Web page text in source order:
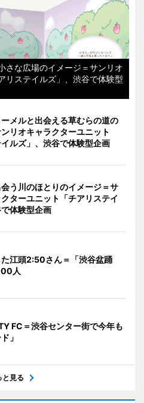
さな広場のイメージ＝サンリオ
リステイルズ」、渋谷で体験型
メルと出会える草むらの道の
リオキャラクターユニット
イルズ」、渋谷で体験型企画
う川のほとりのイメージ＝サ
ターユニット「チアリステイ
体験型企画
江頭2:50さん＝「渋谷盆踊
人
FC＝渋谷センター街で今年も
」
と見る